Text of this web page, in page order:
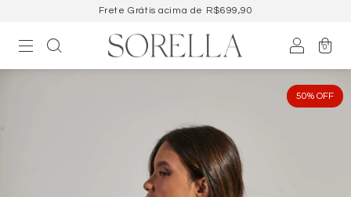
Frete Grátis acima de R$699,90
0
50% OFF